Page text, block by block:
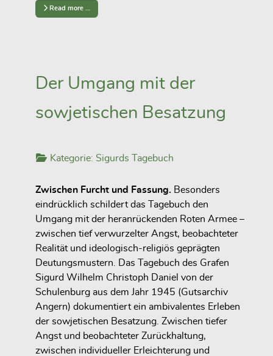
Read more …
Der Umgang mit der
sowjetischen Besatzung
Kategorie: Sigurds Tagebuch
Zwischen Furcht und Fassung. Besonders
eindrücklich schildert das Tagebuch den
Umgang mit der heranrückenden Roten Armee –
zwischen tief verwurzelter Angst, beobachteter
Realität und ideologisch-religiös geprägten
Deutungsmustern. Das Tagebuch des Grafen
Sigurd Wilhelm Christoph Daniel von der
Schulenburg aus dem Jahr 1945 (Gutsarchiv
Angern) dokumentiert ein ambivalentes Erleben
der sowjetischen Besatzung. Zwischen tiefer
Angst und beobachteter Zurückhaltung,
zwischen individueller Erleichterung und